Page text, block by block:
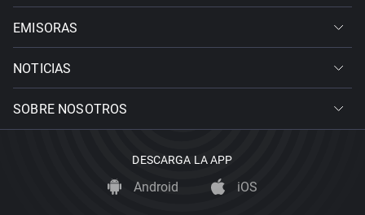
EMISORAS
NOTICIAS
SOBRE NOSOTROS
DESCARGA LA APP
Android iOS